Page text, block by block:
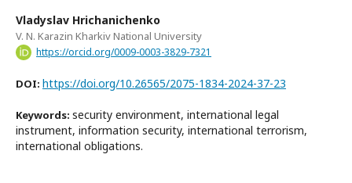
Vladyslav Hrichanichenko
V. N. Karazin Kharkiv National University
https://orcid.org/0009-0003-3829-7321
DOI: https://doi.org/10.26565/2075-1834-2024-37-23
Keywords: security environment, international legal
instrument, information security, international terrorism,
international obligations.